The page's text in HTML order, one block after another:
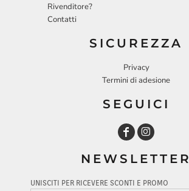
Rivenditore?
Contatti
SICUREZZA
Privacy
Termini di adesione
SEGUICI
NEWSLETTER
UNISCITI PER RICEVERE SCONTI E PROMO